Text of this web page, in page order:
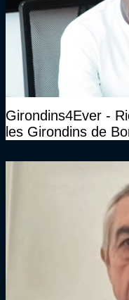
Girondins4Ever -
les Girondins de